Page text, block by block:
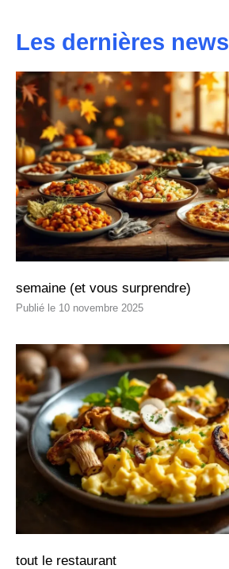
Les dernières news
semaine (et vous surprendre)
10 novembre 2025
tout le restaurant